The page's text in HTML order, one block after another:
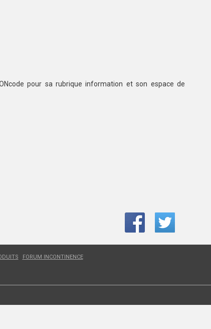
pour sa rubrique information et son espace de
FORUM INCONTINENCE